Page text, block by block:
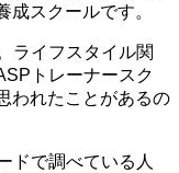
スクールです。
ライフスタイル関
トレーナースク
われたことがあるの
ドで調べている人